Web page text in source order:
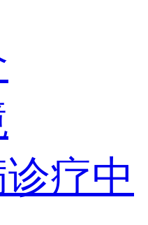
疗中